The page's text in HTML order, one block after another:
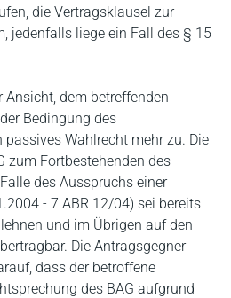
die Vertragsklausel zur
jedenfalls liege ein Fall des § 15
dem betreffenden
Bedingung des
Wahlrecht mehr zu. Die
zum Fortbestehenden des
des Ausspruchs einer
- 7 ABR 12/04) sei bereits
und im Übrigen auf den
Die Antragsgegner
dass der betroffene
des BAG aufgrund